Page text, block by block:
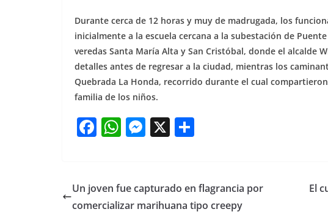
Durante cerca de 12 horas y muy de madrugada, los
inicialmente a la escuela cercana a la subestación de
veredas Santa María Alta y San Cristóbal, donde el alcalde
detalles antes de regresar a la ciudad, mientras los
Quebrada La Honda, recorrido durante el cual
familia de los niños.
F
e
b
W
s
A
M
e
n
X
e
Un joven fue capturado en flagrancia por
comercializar marihuana tipo creepy
El